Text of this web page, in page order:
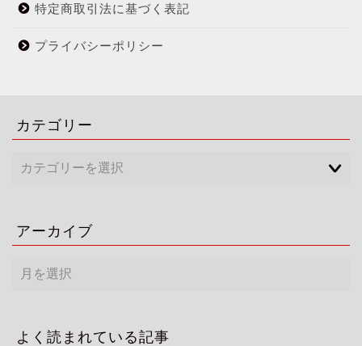
特定商取引法に基づく表記
プライバシーポリシー
カテゴリー
アーカイブ
ー
ブ
よく読まれている記事